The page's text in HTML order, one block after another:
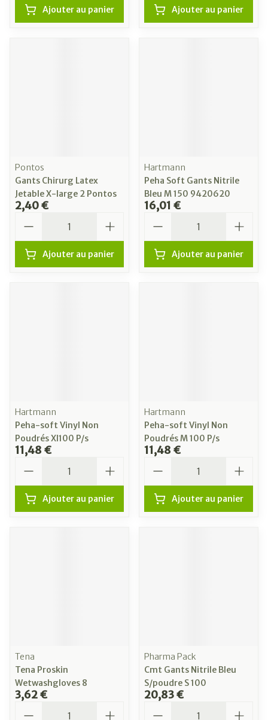
Ajouter au panier Ajouter au panier
Pontos
Gants Chirurg Latex
Jetable X-large 2 Pontos
2,40 €
Ajouter au panier
Hartmann
Peha Soft Gants Nitrile
Bleu M 150 9420620
16,01 €
Ajouter au panier
Hartmann
Peha-soft Vinyl Non
Poudrés Xl100 P/s
11,48 €
Ajouter au panier
Hartmann
Peha-soft Vinyl Non
Poudrés M 100 P/s
11,48 €
Ajouter au panier
Tena
Tena Proskin
Wetwashgloves 8
3,62 €
Pharma Pack
Cmt Gants Nitrile Bleu
S/poudre S 100
20,83 €